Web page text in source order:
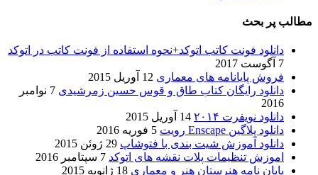
مطالب پر بحث
دانلود فونت کاتب اتوکد+نحوه استفاده از فونت کاتب در اتوکد
7 آگوست 2017
فروش پایانامه های معماری 12 آوریل 2015
دانلود رایگان کتاب طاق و قوس حسین زمرشیدی
7 نوامبر
2016
دانلود نویفرت ۲۰۱۴
14 آوریل 2015
دانلود پلاگین Enscape رویت
5 فوریه 2016
دانلود آموزش شیت بندی با فتوشاپ 29 ژوئن 2015
اموزش تنظیمات پلات نقشه های اتوکد 7 سپتامبر 2016
پایان نامه هنرستان هنر و معماري 18 ژانویه 2015